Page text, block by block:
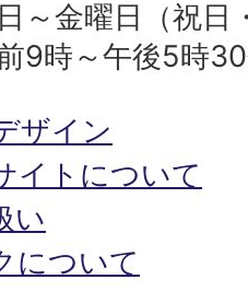
～金曜日（祝日
9時～午後5時
ザイン
イトについて
い
について